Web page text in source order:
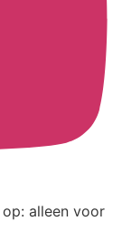
alleen voor